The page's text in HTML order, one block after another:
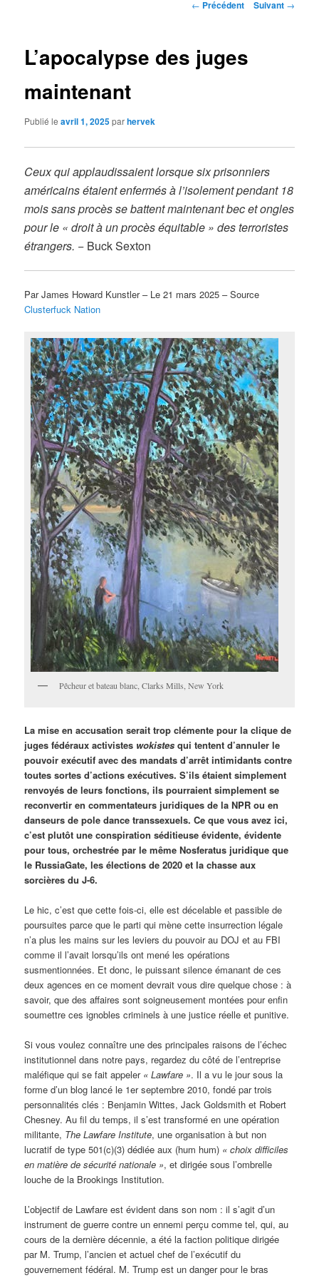
Navigation
← Précédent Suivant →
L’apocalypse des juges
maintenant
Publié leavril 1, 2025parhervek
Ceux qui applaudissaient lorsque six prisonniers
américains étaient enfermés à l’isolement pendant 18
mois sans procès se battent maintenant bec et ongles
pour le « droit à un procès équitable » des terroristes
étrangers. − Buck Sexton
Par James Howard Kunstler – Le 21 mars 2025 – Source
Clusterfuck Nation
Pêcheur et bateau blanc, Clarks Mills, New York
La mise en accusation serait trop clémente pour la clique de
juges fédéraux activistes wokistes qui tentent d’annuler le
pouvoir exécutif avec des mandats d’arrêt intimidants contre
toutes sortes d’actions exécutives. S’ils étaient simplement
renvoyés de leurs fonctions, ils pourraient simplement se
reconvertir en commentateurs juridiques de la NPR ou en
danseurs de pole dance transsexuels. Ce que vous avez ici,
c’est plutôt une conspiration séditieuse évidente, évidente
pour tous, orchestrée par le même Nosferatus juridique que
le RussiaGate, les élections de 2020 et la chasse aux
sorcières du J-6.
Le hic, c’est que cette fois-ci, elle est décelable et passible de
poursuites parce que le parti qui mène cette insurrection légale
n’a plus les mains sur les leviers du pouvoir au DOJ et au FBI
comme il l’avait lorsqu’ils ont mené les opérations
susmentionnées. Et donc, le puissant silence émanant de ces
deux agences en ce moment devrait vous dire quelque chose : à
savoir, que des affaires sont soigneusement montées pour enfin
soumettre ces ignobles criminels à une justice réelle et punitive.
Si vous voulez connaître une des principales raisons de l’échec
institutionnel dans notre pays, regardez du côté de l’entreprise
maléfique qui se fait appeler « Lawfare ». Il a vu le jour sous la
forme d’un blog lancé le 1er septembre 2010, fondé par trois
personnalités clés : Benjamin Wittes, Jack Goldsmith et Robert
Chesney. Au fil du temps, il s’est transformé en une opération
militante, The Lawfare Institute, une organisation à but non
lucratif de type 501(c)(3) dédiée aux (hum hum) « choix difficiles
en matière de sécurité nationale », et dirigée sous l’ombrelle
louche de la Brookings Institution.
L’objectif de Lawfare est évident dans son nom : il s’agit d’un
instrument de guerre contre un ennemi perçu comme tel, qui, au
cours de la dernière décennie, a été la faction politique dirigée
par M. Trump, l’ancien et actuel chef de l’exécutif du
gouvernement fédéral. M. Trump est un danger pour le bras